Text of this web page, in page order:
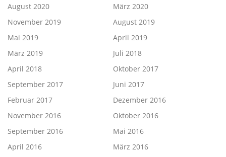
August 2020
März 2020
November 2019
August 2019
Mai 2019
April 2019
März 2019
Juli 2018
April 2018
Oktober 2017
September 2017
Juni 2017
Februar 2017
Dezember 2016
November 2016
Oktober 2016
September 2016
Mai 2016
April 2016
März 2016